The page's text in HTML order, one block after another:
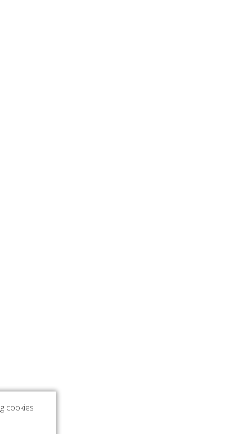
cookies